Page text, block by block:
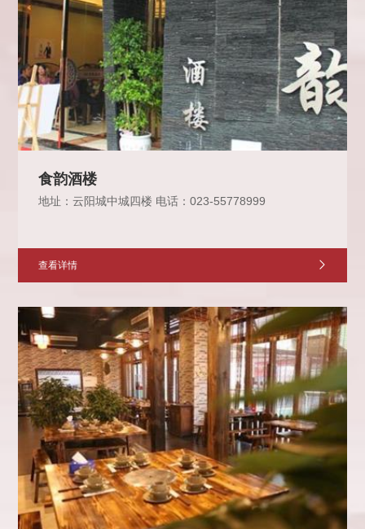
食韵酒楼
地址：云阳城中城四楼 电话：023-55778999
查看详情